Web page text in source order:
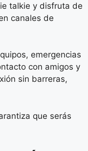
talkie y disfruta de
canales de
emergencias
con amigos y
sin barreras,
que serás